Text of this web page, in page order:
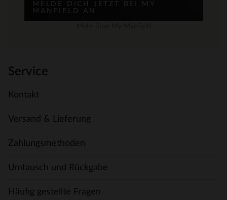
MELDE DICH JETZT BEI MY
MANFIELD AN
Service
Kontakt
Versand & Lieferung
Zahlungsmethoden
Umtausch und Rückgabe
Häufig gestellte Fragen